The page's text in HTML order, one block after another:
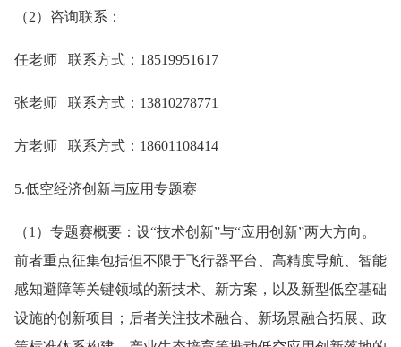
（2）咨询联系：
任老师 联系方式：18519951617
张老师 联系方式：13810278771
方老师 联系方式：18601108414
5.低空经济创新与应用专题赛
（1）专题赛概要：设“技术创新”与“应用创新”两大方向。
前者重点征集包括但不限于飞行器平台、高精度导航、智能
感知避障等关键领域的新技术、新方案，以及新型低空基础
设施的创新项目；后者关注技术融合、新场景融合拓展、政